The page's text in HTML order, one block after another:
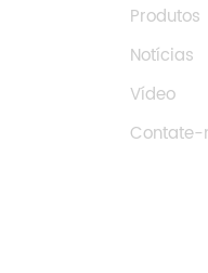
Produtos
Notícias
Vídeo
Contate-